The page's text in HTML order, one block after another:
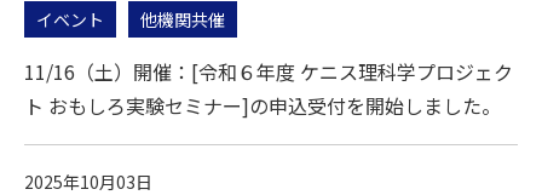
イベント
他機関共催
11/16（土）開催：[令和６年度 ケニス理科学プロジェク
ト おもしろ実験セミナー]の申込受付を開始しました。
2025年10月03日